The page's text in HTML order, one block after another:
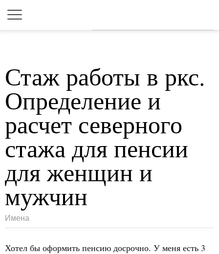
Стаж работы в ркс.
Определение и
расчет северного
стажа для пенсии
для женщин и
мужчин
Имена
Хотел бы оформить пенсию досрочно. У меня есть 3